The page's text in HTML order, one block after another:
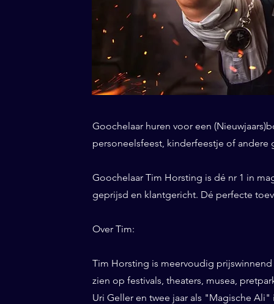
Goochelaar huren voor een
personeelsfeest, kinderfeestje of
Goochelaar Tim Horsting is dé nr 1 in
geprijsd en klantgericht. Dé perfecte
Over Tim:
Tim Horsting is meervoudig
zien op festivals, theaters, musea,
Uri Geller en twee jaar als "Magische